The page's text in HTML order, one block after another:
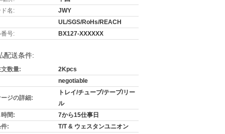
名:
JWY
UL/SGS/RoHs/REACH
号:
BX127-XXXXXX
配送条件:
数量:
2Kpcs
negotiable
ジの詳細:
トレイ/チューブ/テープ/リー
ル
間:
7から15仕事日
:
T/T & ウェスタンユニオン